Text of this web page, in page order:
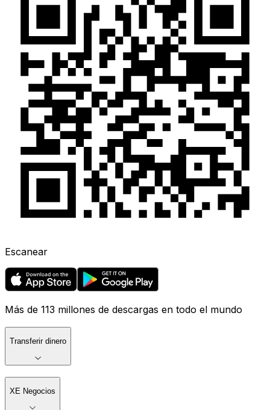
Escanear
Más de 113 millones de descargas en todo el mundo
Transferir dinero
XE Negocios